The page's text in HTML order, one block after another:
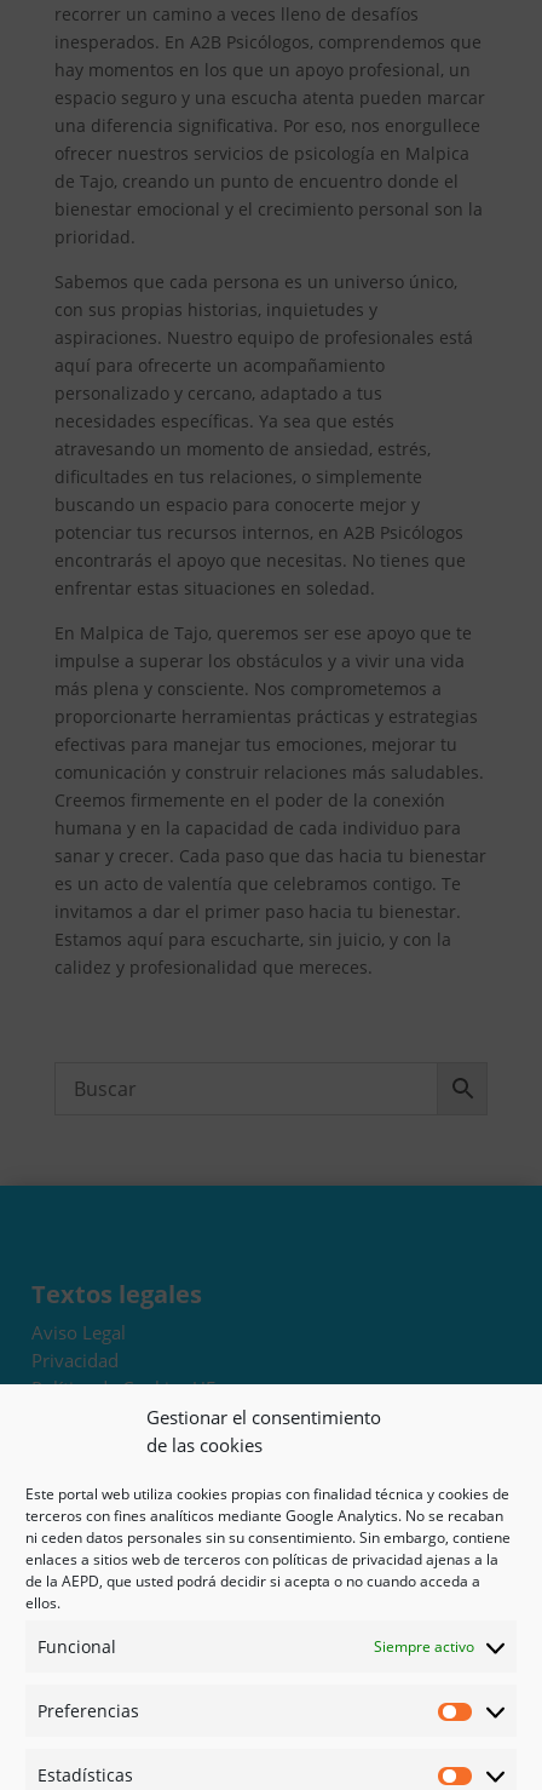
Gestionar el consentimiento
de las cookies
Este portal web utiliza cookies propias con finalidad técnica y cookies de
terceros con fines analíticos mediante Google Analytics. No se recaban
ni ceden datos personales sin su consentimiento. Sin embargo, contiene
enlaces a sitios web de terceros con políticas de privacidad ajenas a la
de la AEPD, que usted podrá decidir si acepta o no cuando acceda a
ellos.
Funcional Siempre activo
Preferencias
Estadísticas
recorrer un camino a veces lleno de desafíos
inesperados. En A2B Psicólogos, comprendemos que
hay momentos en los que un apoyo profesional, un
espacio seguro y una escucha atenta pueden marcar
una diferencia significativa. Por eso, nos enorgullece
ofrecer nuestros servicios de psicología en Malpica
de Tajo, creando un punto de encuentro donde el
bienestar emocional y el crecimiento personal son la
prioridad.
Sabemos que cada persona es un universo único,
con sus propias historias, inquietudes y
aspiraciones. Nuestro equipo de profesionales está
aquí para ofrecerte un acompañamiento
personalizado y cercano, adaptado a tus
necesidades específicas. Ya sea que estés
atravesando un momento de ansiedad, estrés,
dificultades en tus relaciones, o simplemente
buscando un espacio para conocerte mejor y
potenciar tus recursos internos, en A2B Psicólogos
encontrarás el apoyo que necesitas. No tienes que
enfrentar estas situaciones en soledad.
En Malpica de Tajo, queremos ser ese apoyo que te
impulse a superar los obstáculos y a vivir una vida
más plena y consciente. Nos comprometemos a
proporcionarte herramientas prácticas y estrategias
efectivas para manejar tus emociones, mejorar tu
comunicación y construir relaciones más saludables.
Creemos firmemente en el poder de la conexión
humana y en la capacidad de cada individuo para
sanar y crecer. Cada paso que das hacia tu bienestar
es un acto de valentía que celebramos contigo. Te
invitamos a dar el primer paso hacia tu bienestar.
Estamos aquí para escucharte, sin juicio, y con la
calidez y profesionalidad que mereces.
Textos legales
Aviso Legal
Privacidad
Política de Cookies UE
Términos y condiciones
Exoneración de responsabilidad
Mapa del sitio
Mi cuenta
Tienda
Psicología en Murcia
Guías
Redes sociales
Instagram